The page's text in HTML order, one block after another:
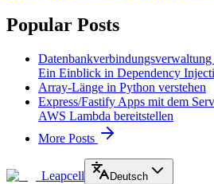
Popular Posts
Ein Einblick in Dependency
Array-Länge in Python verstehen
Express/Fastify Apps mit dem
AWS Lambda bereitstellen
More Posts
Leapcell Deutsch